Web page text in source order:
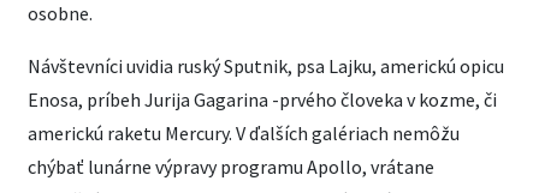
osobne.
Návštevníci uvidia ruský Sputnik, psa Lajku, americkú opicu
Enosa, príbeh Jurija Gagarina -prvého človeka v kozme, či
americkú raketu Mercury. V ďalších galériach nemôžu
chýbať lunárne výpravy programu Apollo, vrátane